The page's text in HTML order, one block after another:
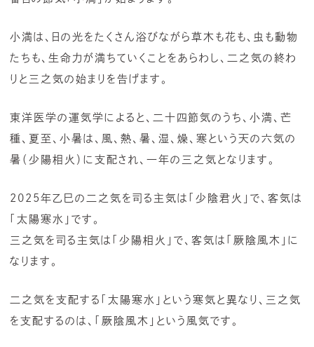
小満は、日の光をたくさん浴びながら草木も花も、虫も動物
たちも、生命力が満ちていくことをあらわし、二之気の終わ
りと三之気の始まりを告げます。
東洋医学の運気学によると、二十四節気のうち、小満、芒
種、夏至、小暑は、風、熱、暑、湿、燥、寒という天の六気の
暑（少陽相火）に支配され、一年の三之気となります。
2025年乙巳の二之気を司る主気は「少陰君火」で、客気は
「太陽寒水」です。
三之気を司る主気は「少陽相火」で、客気は「厥陰風木」に
なります。
二之気を支配する「太陽寒水」という寒気と異なり、三之気
を支配するのは、「厥陰風木」という風気です。